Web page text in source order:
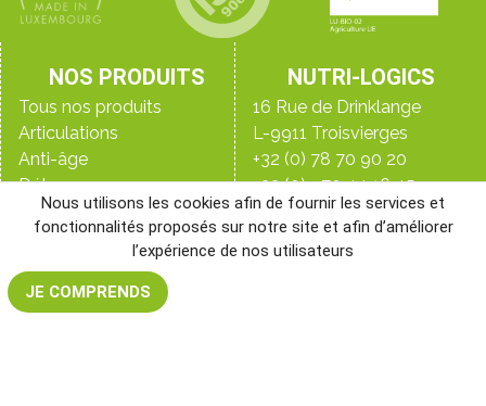
NOS PRODUITS
Tous nos produits
Articulations
Anti-âge
Détox
Digestion
Immunité
Peau, ongles & cheveux
Perte de poids
Santé de l’homme
NUTRI-LOGICS
16 Rue de Drinklange
L-9911 Troisvierges
+32 (0) 78 70 90 20
+33 (0)9 70 44 16 45
+352 28 33 98 98
Le blog
Qui sommes-nous ?
Nous utilisons les cookies afin de fournir les services et
fonctionnalités proposés sur notre site et afin d’améliorer
l’expérience de nos utilisateurs
JE COMPRENDS